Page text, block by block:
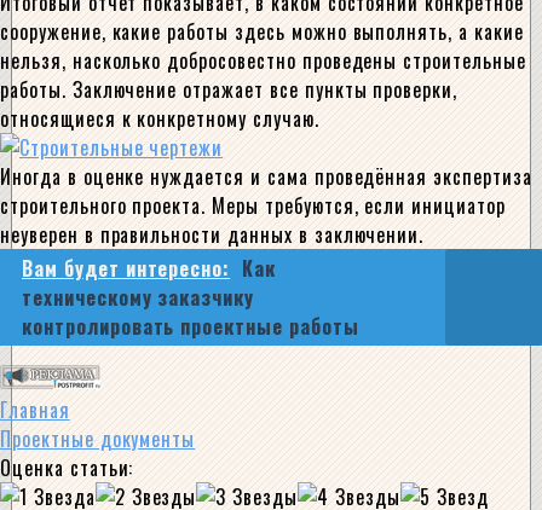
сооружение, какие работы здесь можно выполнять, а какие
нельзя, насколько добросовестно проведены строительные
работы. Заключение отражает все пункты проверки,
относящиеся к конкретному случаю.
Иногда в оценке нуждается и сама проведённая экспертиза
строительного проекта. Меры требуются, если инициатор
неуверен в правильности данных в заключении.
Вам будет интересно: Как
техническому заказчику
контролировать проектные работы
Главная
Проектные документы
Оценка статьи: